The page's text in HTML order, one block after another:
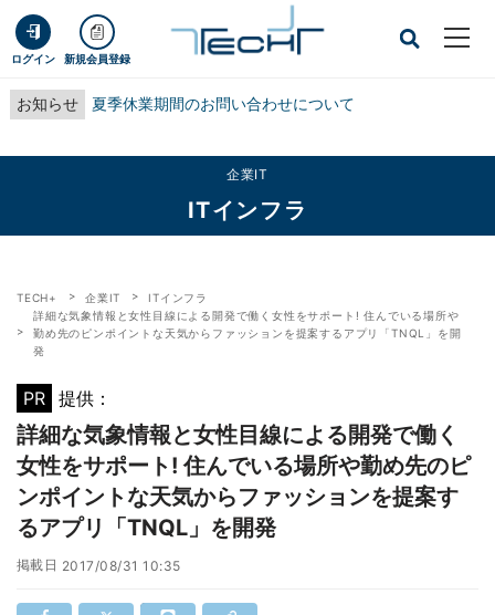
ログイン 新規会員登録
お知らせ 夏季休業期間のお問い合わせについて
企業IT
ITインフラ
TECH+ 企業IT
ITインフラ
詳細な気象情報と女性目線による開発で働く女性をサポート! 住んでいる場所や
勤め先のピンポイントな天気からファッションを提案するアプリ「TNQL」を開
発
PR 提供：
詳細な気象情報と女性目線による開発で働く
女性をサポート! 住んでいる場所や勤め先のピ
ンポイントな天気からファッションを提案す
るアプリ「TNQL」を開発
掲載日 2017/08/31 10:35